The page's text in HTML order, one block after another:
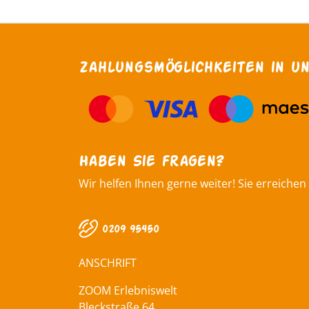
Zahlungsmöglichkeiten in
Haben Sie fragen?
Wir helfen Ihnen gerne weiter! Sie
0209 95450
ANSCHRIFT
ZOOM Erlebniswelt